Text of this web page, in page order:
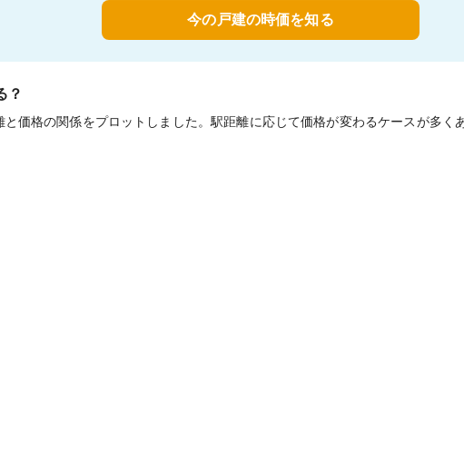
今の戸建の時価を知る
？
価格の関係をプロットしました。駅距離に応じて価格が変わるケースが多く